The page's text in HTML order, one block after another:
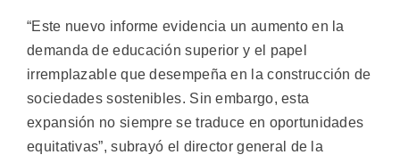
“Este nuevo informe evidencia un aumento en la
demanda de educación superior y el papel
irremplazable que desempeña en la construcción de
sociedades sostenibles. Sin embargo, esta
expansión no siempre se traduce en oportunidades
equitativas”, subrayó el director general de la